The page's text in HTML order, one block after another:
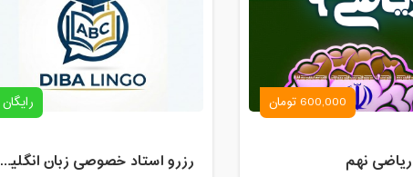
600,000 تومان
نهم
رایگان
رزرو استاد خصوصی زبان انگلیسی | کلاس یک‌نفره با زهرا اسفندیاری + مشاوره رایگان